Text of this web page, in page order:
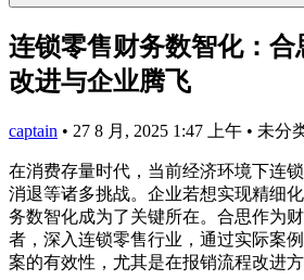
连锁零售财务数智化：
改进与企业腾飞
captain • 27 8 月, 2025 1:47 上午 • 未分
在消费存量时代，当前经济环境下连
消退等诸多挑战。企业若想实现精细
务数智化成为了关键所在。合思作为
者，深入连锁零售行业，通过实际案
案的有效性，尤其是在报销流程改进方